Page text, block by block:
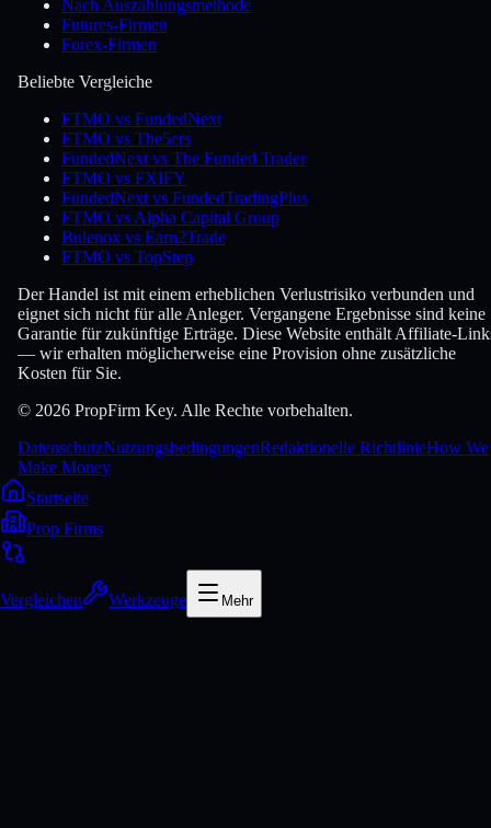
Nach Auszahlungsmethode
Futures-Firmen
Forex-Firmen
Beliebte Vergleiche
FTMO vs FundedNext
FTMO vs The5ers
FundedNext vs The Funded Trader
FTMO vs FXIFY
FundedNext vs FundedTradingPlus
FTMO vs Alpha Capital Group
Bulenox vs Earn2Trade
FTMO vs TopStep
Der Handel ist mit einem erheblichen Verlustrisiko verbunden und
eignet sich nicht für alle Anleger. Vergangene Ergebnisse sind keine
Garantie für zukünftige Erträge. Diese Website enthält Affiliate-
— wir erhalten möglicherweise eine Provision ohne zusätzliche
Kosten für Sie.
© 2026 PropFirm Key. Alle Rechte vorbehalten.
DatenschutzNutzungsbedingungenRedaktionelle RichtlinieHow We
Make Money
Startseite
Prop Firms
Vergleichen Werkzeuge Mehr